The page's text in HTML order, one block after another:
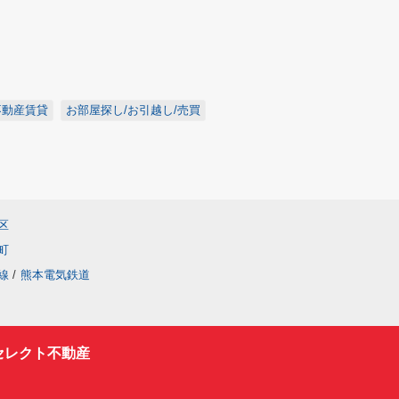
産賃貸 お部屋探し/お引越し/売買
/ 熊本電気鉄道
レクト不動産